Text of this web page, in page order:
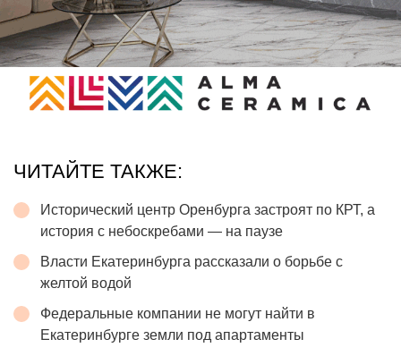
ЧИТАЙТЕ ТАКЖЕ:
Исторический центр Оренбурга застроят по КРТ, а
история с небоскребами — на паузе
Власти Екатеринбурга рассказали о борьбе с
желтой водой
Федеральные компании не могут найти в
Екатеринбурге земли под апартаменты